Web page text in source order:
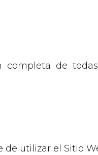
de
de utilizar el Sitio